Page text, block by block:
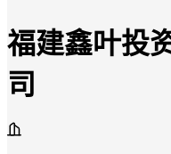
福建鑫叶投
司